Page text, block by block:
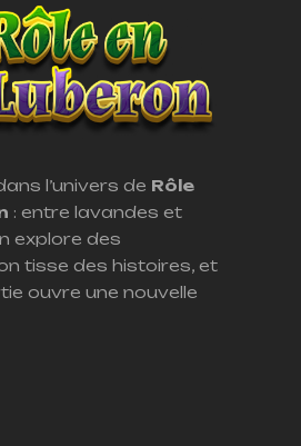
l’univers de Rôle
: entre lavandes et
explore des
tisse des histoires, et
ouvre une nouvelle